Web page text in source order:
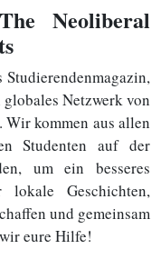
Neoliberal
Netzwerk von
kommen aus allen
Studenten auf der
um ein besseres
lokale Geschichten,
und gemeinsam
eure Hilfe!